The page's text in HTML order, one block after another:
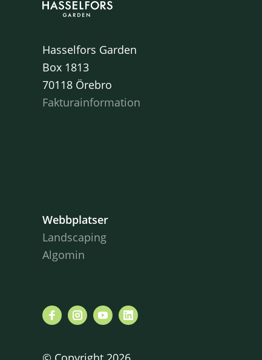
Hasselfors Garden
Box 1813
70118 Örebro
Fakturainformation
Webbplatser
Landscaping
Algomin